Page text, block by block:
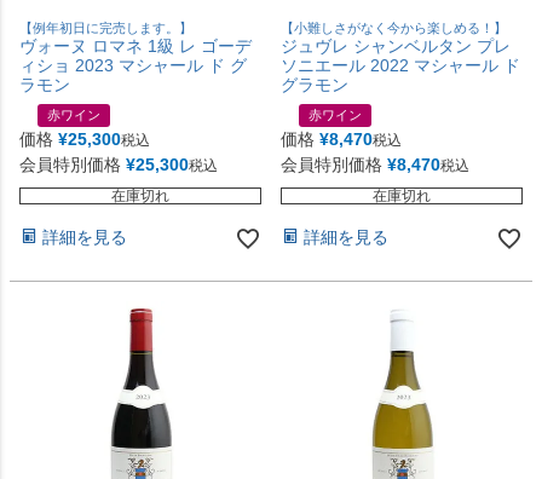
【例年初日に完売します。】
ヴォーヌ ロマネ 1級 レ ゴーデ
ィショ 2023 マシャール ド グ
ラモン
赤ワイン
価格 ¥25,300税込
会員特別価格 ¥25,300税込
在庫切れ
詳細を見る
【小難しさがなく今から楽しめる！】
ジュヴレ シャンベルタン プレ
ソニエール 2022 マシャール ド
グラモン
赤ワイン
価格 ¥8,470税込
会員特別価格 ¥8,470税込
在庫切れ
詳細を見る